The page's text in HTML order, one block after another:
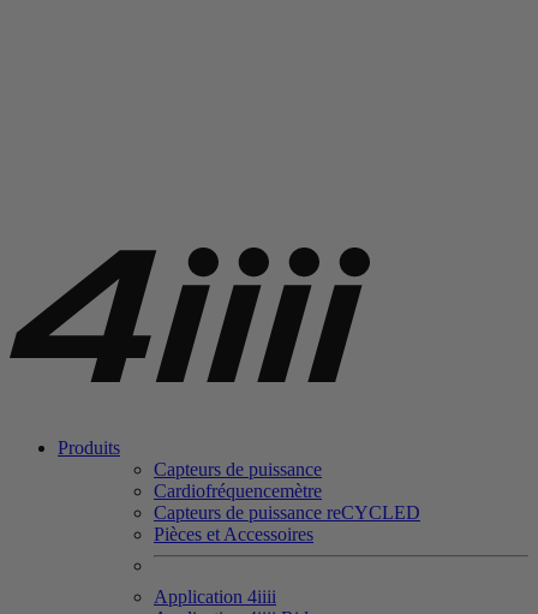
Produits
Capteurs de puissance
Cardiofréquencemètre
Capteurs de puissance reCYCLED
Pièces et Accessoires
Application 4iiii